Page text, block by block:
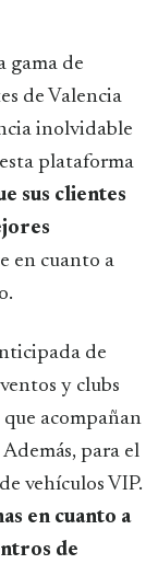
gama de
de Valencia
inolvidable
plataforma
sus clientes
en cuanto a
de
y clubs
acompañan
para el
vehículos VIP.
en cuanto a
de